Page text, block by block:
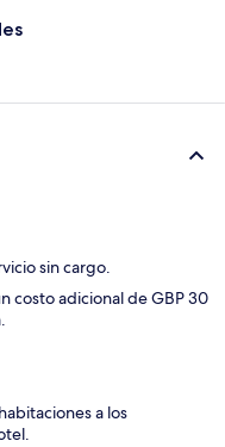
sin cargo.
costo adicional de GBP 30
a los